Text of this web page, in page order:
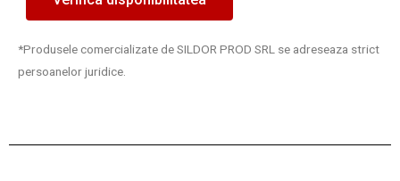
*Produsele comercializate de SILDOR PROD SRL se adreseaza strict
persoanelor juridice.